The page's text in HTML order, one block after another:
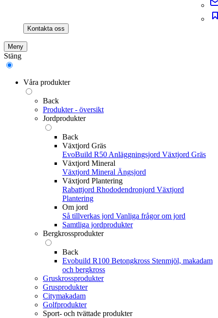
Kontakta oss
Meny
Stäng
Våra produkter
Back
Produkter - översikt
Jordprodukter
Back
Växtjord Gräs
EvoBuild R50 Anläggningsjord Växtjord Gräs
Växtjord Mineral
Växtjord Mineral Ängsjord
Växtjord Plantering
Rabattjord Rhododendronjord Växtjord
Plantering
Om jord
Så tillverkas jord Vanliga frågor om jord
Samtliga jordprodukter
Bergkrossprodukter
Back
Evobuild R100 Betongkross Stenmjöl, makadam
och bergkross
Gruskrossprodukter
Grusprodukter
Citymakadam
Golfprodukter
Sport- och tvättade produkter